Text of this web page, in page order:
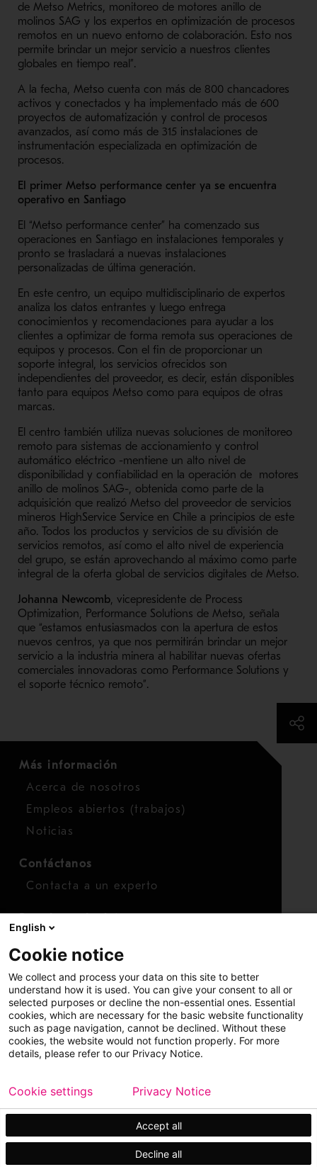
de Metso Metrics, monitoreo de motores anillo de
molinos SAG y los expertos en optimización de procesos
remotos en un nuevo entorno de colaboración. Esto nos
permite brindar un mejor servicio a nuestros clientes
globales en tiempo real”.
A la fecha, Metso cuenta con más de 800 chancadores
activos y conectados y ha implementado más de 600
proyectos de automatización y control de procesos
avanzados, así como más de 315 instalaciones de
instrumentación especializada en optimización de
procesos.
El primer Metso performance center ya se encuentra
operativo en Santiago
El “Metso performance center” ha comenzado sus
operaciones en Santiago en instalaciones temporales y
pronto se trasladará a nuevas instalaciones
personalizadas de última generación.
En este centro, un equipo multidisciplinario de expertos
analiza los datos entrantes y luego entrega
conocimientos y recomendaciones para ayudar a los
clientes a optimizar de forma remota sus operaciones de
equipos y procesos. Con el fin de proporcionar un
soporte integral, los servicios ofrecidos son
independientes del proveedor, es decir, están disponibles
tanto para equipos Metso como para equipos de otras
marcas.
El centro también utiliza nuevas soluciones de monitoreo
remoto para sistemas de accionamiento y control
automático eléctrico -mentiene un alto nivel de
disponibilidad y confiabilidad en la operación de motores
anillo de molinos SAG-, obtenida como parte de la
adquisición que realizó Metso del proveedor de servicios
mineros HighService Service en Chile a principios de este
año. Todos los productos y servicios de su división de
servicios remotos, así como el alto nivel de experiencia
del grupo, se están aprovechando al máximo como parte
integral de la oferta global de servicios digitales de Metso.
Johanna Newcomb, vicepresidente de Process
Optimization, Performance Solutions de Metso, señala
que “estamos entusiasmados con la apertura de estos
nuevos centros, ya que nos permitirán brindar un mejor
servicio a la industria minera al habilitar nuevas ofertas
comerciales innovadoras como Performance Solutions y
el soporte técnico remoto”.
Más información
Acerca de nosotros
Empleos abiertos (trabajos)
Noticias
Contáctanos
Contacta a un experto
Finanzas
Acciones
Copyright © 2026 Metso
Mapa del sitio
Información legal
Privacidad Marca comercial
English
Cookie notice
We collect and process your data on this site to better
understand how it is used. You can give your consent to all or
selected purposes or decline the non-essential ones. Essential
cookies, which are necessary for the basic website functionality
such as page navigation, cannot be declined. Without these
cookies, the website would not function properly. For more
details, please refer to our Privacy Notice.
Accept all
Decline all
Cookie settings Privacy Notice